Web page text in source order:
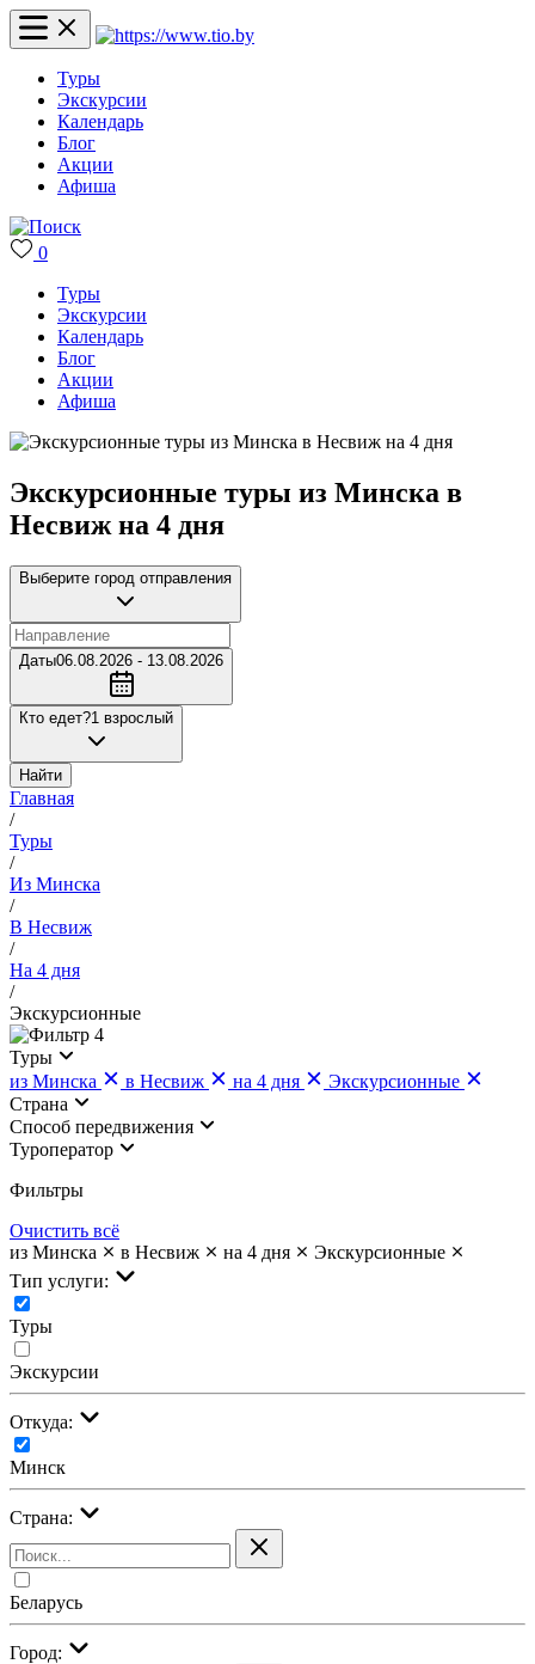
Туры
Экскурсии
Календарь
Блог
Акции
Афиша
0
Туры
Экскурсии
Календарь
Блог
Акции
Афиша
Экскурсионные туры из Минска в
Несвиж на 4 дня
Выберите город отправления
Даты06.08.2026 - 13.08.2026
Кто едет?1 взрослый
Найти
Главная
/
Туры
/
Из Минска
/
В Несвиж
/
На 4 дня
/
Экскурсионные
4
Туры
из Минска
в Несвиж на 4 дня
Экскурсионные
Страна
Cпособ передвижения
Туроператор
Фильтры
Очистить всё
из Минска
в Несвиж на 4 дня
Экскурсионные
Тип услуги:
Туры
Экскурсии
Откуда:
Минск
Страна:
Беларусь
Город: